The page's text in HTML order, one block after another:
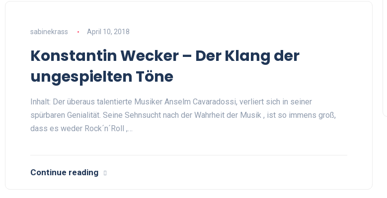
sabinekrass April 10, 2018
Konstantin Wecker – Der Klang der
ungespielten Töne
Inhalt: Der überaus talentierte Musiker Anselm Cavaradossi, verliert sich in seiner
spürbaren Genialität. Seine Sehnsucht nach der Wahrheit der Musik , ist so immens groß,
dass es weder Rock´n´Roll ,…
Continue reading